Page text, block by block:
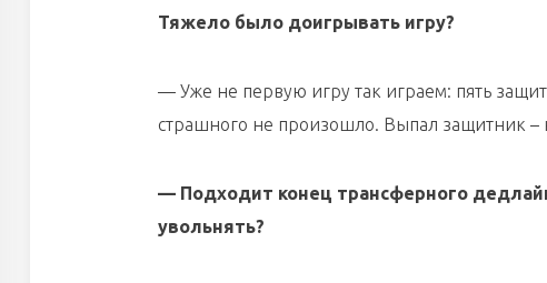
Тяжело было доигрывать игру?
— Уже не первую игру так играем: пять
страшного не произошло. Выпал защитник
— Подходит конец трансферного
увольнять?